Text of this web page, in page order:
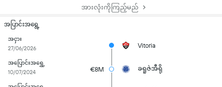
အားလုံးကိုကြည့်မည်
အပြာင်းအရွေ့
အငှား
27/06/2026
Vitoria
အပြောင်းအရွှေ့
10/07/2024
€8M ခရူဇဲအီရို